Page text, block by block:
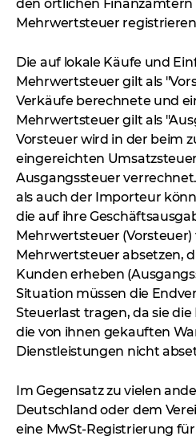
den örtlichen Finanzämtern
Mehrwertsteuer registrieren
Die auf lokale Käufe und
Mehrwertsteuer gilt als
Verkäufe berechnete und
Mehrwertsteuer gilt als
Vorsteuer wird in der beim
eingereichten
Ausgangssteuer
als auch der Importeur
die auf ihre
Mehrwertsteuer (Vorsteuer)
Mehrwertsteuer absetzen,
Kunden erheben
Situation müssen die
Steuerlast tragen, da sie
die von ihnen gekauften
Dienstleistungen nicht
Im Gegensatz zu vielen
Deutschland oder dem
eine MwSt-Registrierung